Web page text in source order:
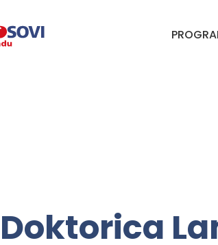
Doktorica